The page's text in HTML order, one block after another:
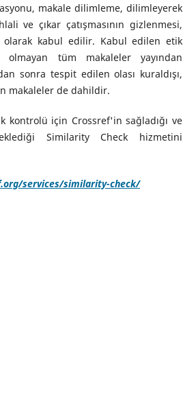
makale dilimleme, dilimleyerek
ve çıkar çatışmasının gizlenmesi,
olarak kabul edilir. Kabul edilen etik
olmayan tüm makaleler yayından
sonra tespit edilen olası kuraldışı,
makaleler de dahildir.
kontrolü için Crossref'in sağladığı ve
Similarity Check hizmetini
services/similarity-check/